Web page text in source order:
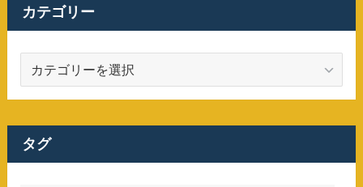
カテゴリー
ゴ
ー
タグ